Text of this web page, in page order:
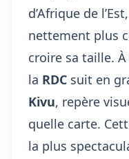
d’Afrique de
nettement plus
croire sa taille.
la RDC suit en
Kivu, repère
quelle carte.
la plus